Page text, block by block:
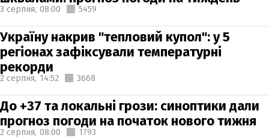
3 серпня, 08:00 5459
Україну накрив "тепловий купол": у 5
регіонах зафіксували температурні
рекорди
2 серпня, 14:52 3668
До +37 та локальні грози: синоптики дали
прогноз погоди на початок нового тижня
2 серпня, 08:00 1793